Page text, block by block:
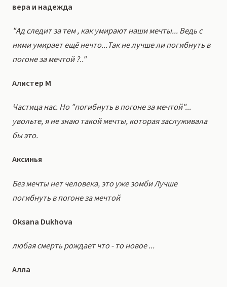
вера и надежда
"Ад следит за тем , как умирают наши мечты... Ведь с
ними умирает ещё нечто...Так не лучше ли погибнуть в
погоне за мечтой ?.."
Алистер M
Частица нас. Но "погибнуть в погоне за мечтой"...
увольте, я не знаю такой мечты, которая заслуживала
бы это.
Аксинья
Без мечты нет человека, это уже зомби Лучше
погибнуть в погоне за мечтой
Oksana Dukhova
любая смерть рождает что - то новое ...
Алла